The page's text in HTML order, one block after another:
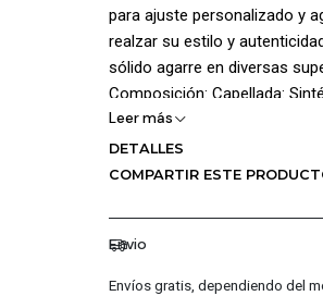
para ajuste personalizado y
realzar su estilo y
sólido agarre en diversas
Composición: Capellada:
Leer más
DETALLES
COMPARTIR ESTE
Envio
Envíos gratis, dependiendo del